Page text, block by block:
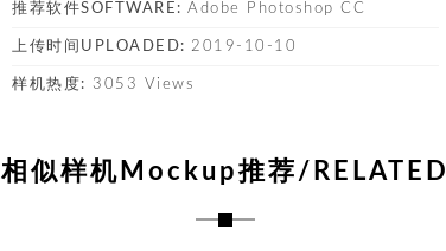
推荐软件SOFTWARE: Adobe Photoshop CC
上传时间UPLOADED: 2019-10-10
样机热度: 3053 Views
相似样机Mockup推荐/RELATED